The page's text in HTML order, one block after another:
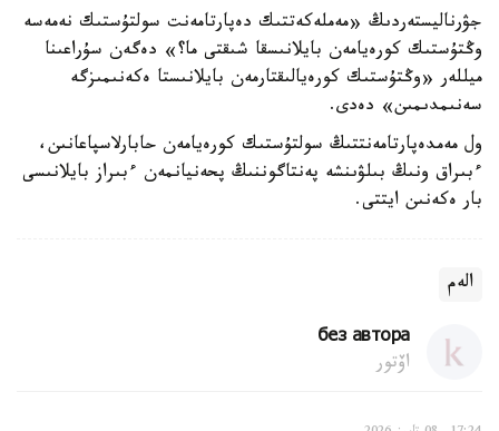
جۋرناليستەردىڭ «مەملەكەتتىك دەپارتامەنت سولتۇستىك نەمەسە
وڭتۇستىك كورەيامەن بايلانىسقا شىقتى ما؟» دەگەن سۇراعىنا
ميللەر «وڭتۇستىك كورەيالىقتارمەن بايلانىستا ەكەنىمىزگە
سەنىمدىمىن» دەدى.
ول مەمدەپارتامەنتتىڭ سولتۇستىك كورەيامەن حابارلاسپاعانىن،
ءبىراق ونىڭ بىلۋىنشە پەنتاگوننىڭ پحەنيانمەن ءبىراز بايلانىسى
بار ەكەنىن ايتتى.
الەم
без автора
اۆتور